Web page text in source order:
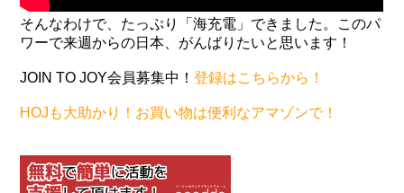
そんなわけで、たっぷり「海充電」できました。このパ
ワーで来週からの日本、がんばりたいと思います！
JOIN TO JOY会員募集中！登録はこちらから！
HOJも大助かり！お買い物は便利なアマゾンで！